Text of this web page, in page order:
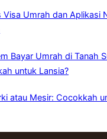
Visa Umrah dan Aplikasi
Bayar Umrah di Tanah
untuk Lansia?
atau Mesir: Cocokkah